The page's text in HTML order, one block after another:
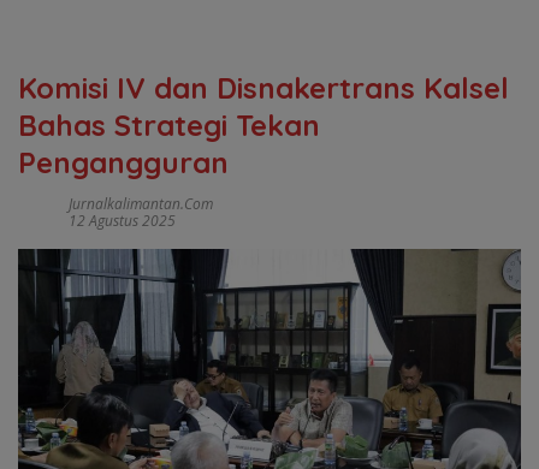
Komisi IV dan Disnakertrans Kalsel
Bahas Strategi Tekan
Pengangguran
Jurnalkalimantan.com
12 Agustus 2025